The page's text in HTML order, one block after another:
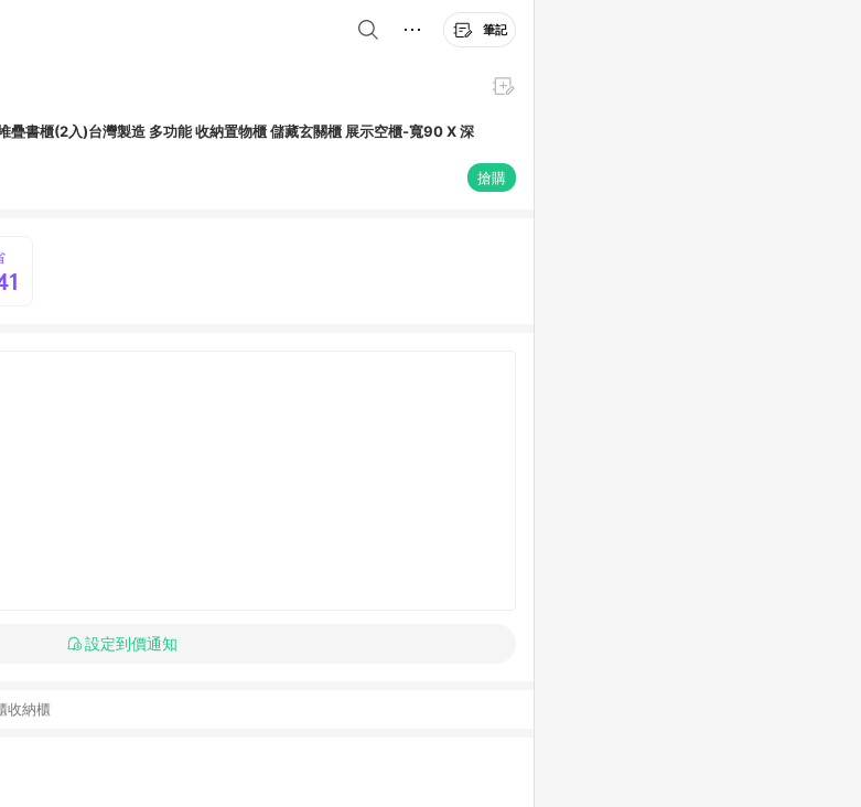
筆記
疊書櫃(2入)台灣製造 多功能 收納置物櫃 儲藏玄關櫃 展示空櫃-寬90 X 深
搶購
設定到價通知
收納櫃